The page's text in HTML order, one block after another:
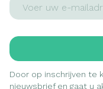
Door op inschrijven te
nieuwsbrief en gaat u